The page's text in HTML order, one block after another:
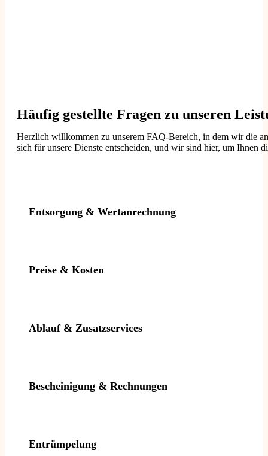
Häufig gestellte Fragen zu unseren
Herzlich willkommen zu unserem FAQ-Bereich, in dem wir die
sich für unsere Dienste entscheiden, und wir sind hier, um Ihnen
Entsorgung & Wertanrechnung
Preise & Kosten
Ablauf & Zusatzservices
Bescheinigung & Rechnungen
Entrümpelung